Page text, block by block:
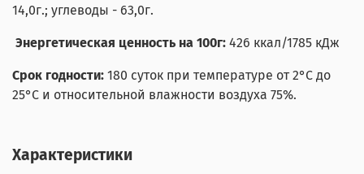
14,0г.; углеводы - 63,0г.
Энергетическая ценность на 100г: 426 ккал/1785 кДж
Срок годности: 180 суток при температуре от 2°С до
25°С и относительной влажности воздуха 75%.
Характеристики